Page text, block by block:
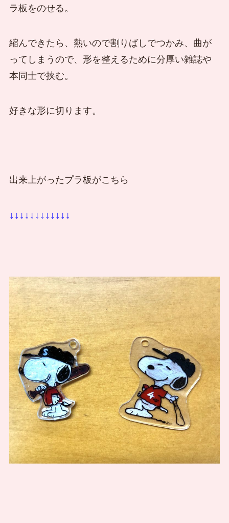
ラ板をのせる。
縮んできたら、熱いので割りばしでつかみ、曲が
ってしまうので、形を整えるために分厚い雑誌や
本同士で挟む。
好きな形に切ります。
出来上がったプラ板がこちら
↓↓↓↓↓↓↓↓↓↓↓↓